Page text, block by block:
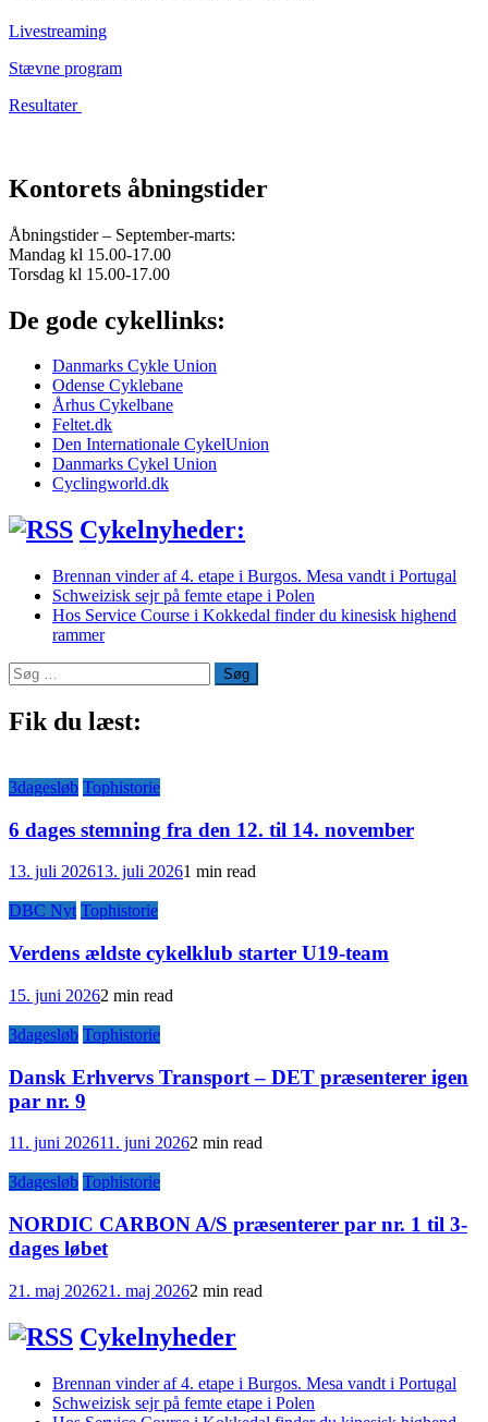
Livestreaming
Stævne program
Resultater
Kontorets åbningstider
Åbningstider – September-marts:
Mandag kl 15.00-17.00
Torsdag kl 15.00-17.00
De gode cykellinks:
Danmarks Cykle Union
Odense Cyklebane
Århus Cykelbane
Feltet.dk
Den Internationale CykelUnion
Danmarks Cykel Union
Cyclingworld.dk
Cykelnyheder:
Brennan vinder af 4. etape i Burgos. Mesa vandt i Portugal
Schweizisk sejr på femte etape i Polen
Hos Service Course i Kokkedal finder du kinesisk highend
rammer
Søg
efter:
Fik du læst:
3dagesløb Tophistorie
6 dages stemning fra den 12. til 14. november
13. juli 202613. juli 20261 min read
DBC Nyt Tophistorie
Verdens ældste cykelklub starter U19-team
15. juni 20262 min read
3dagesløb Tophistorie
Dansk Erhvervs Transport – DET præsenterer igen
par nr. 9
11. juni 202611. juni 20262 min read
3dagesløb Tophistorie
NORDIC CARBON A/S præsenterer par nr. 1 til 3-
dages løbet
21. maj 202621. maj 20262 min read
Cykelnyheder
Brennan vinder af 4. etape i Burgos. Mesa vandt i Portugal
Schweizisk sejr på femte etape i Polen